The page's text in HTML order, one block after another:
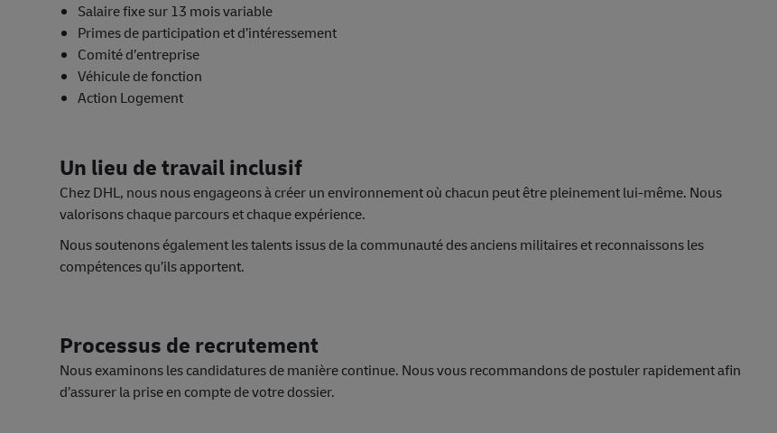
Salaire fixe sur 13 mois variable
Primes de participation et d’intéressement
Comité d’entreprise
Véhicule de fonction
Action Logement
Un lieu de travail inclusif
Chez DHL, nous nous engageons à créer un environnement où chacun peut être pleinement lui‑même. Nous
valorisons chaque parcours et chaque expérience.
Nous soutenons également les talents issus de la communauté des anciens militaires et reconnaissons les
compétences qu’ils apportent.
Processus de recrutement
Nous examinons les candidatures de manière continue. Nous vous recommandons de postuler rapidement afin
d’assurer la prise en compte de votre dossier.